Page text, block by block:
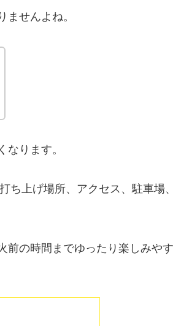
せんよね。
ります。
ち上げ場所、アクセス、駐車場、
前の時間までゆったり楽しみやす